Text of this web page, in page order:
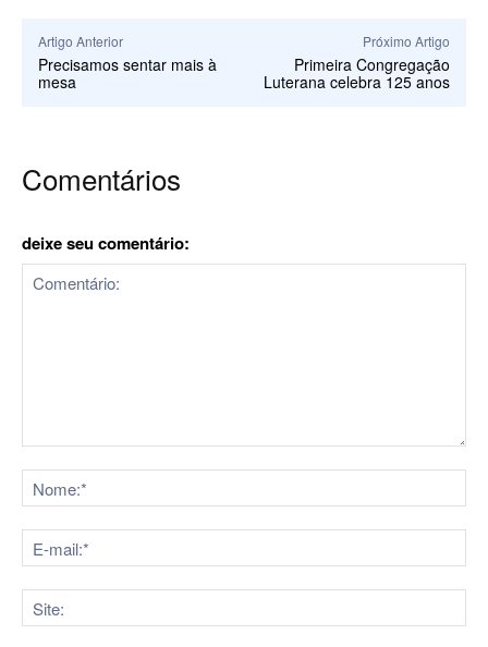
Artigo Anterior
Precisamos sentar mais à
mesa
Próximo Artigo
Primeira Congregação
Luterana celebra 125 anos
Comentários
deixe seu comentário: